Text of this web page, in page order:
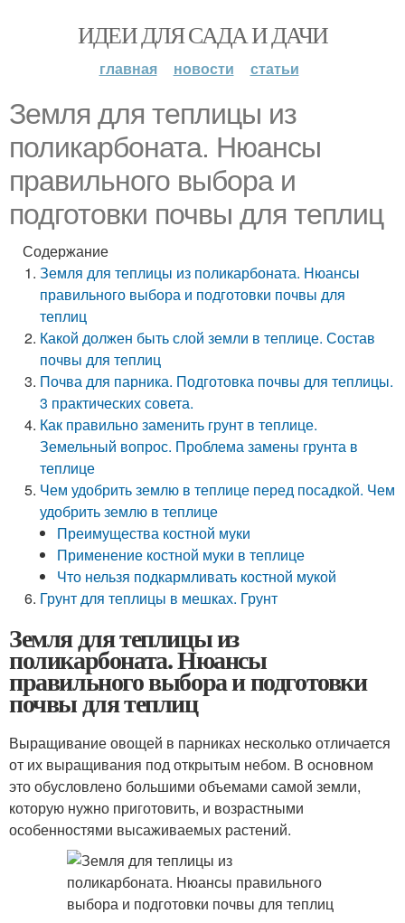
ИДЕИ ДЛЯ САДА И ДАЧИ
главная новости статьи
Земля для теплицы из
поликарбоната. Нюансы
правильного выбора и
подготовки почвы для теплиц
Содержание
Земля для теплицы из поликарбоната. Нюансы
правильного выбора и подготовки почвы для
теплиц
Какой должен быть слой земли в теплице. Состав
почвы для теплиц
Почва для парника. Подготовка почвы для теплицы.
3 практических совета.
Как правильно заменить грунт в теплице.
Земельный вопрос. Проблема замены грунта в
теплице
Чем удобрить землю в теплице перед посадкой. Чем
удобрить землю в теплице
Преимущества костной муки
Применение костной муки в теплице
Что нельзя подкармливать костной мукой
Грунт для теплицы в мешках. Грунт
Земля для теплицы из
поликарбоната. Нюансы
правильного выбора и подготовки
почвы для теплиц
Выращивание овощей в парниках несколько отличается
от их выращивания под открытым небом. В основном
это обусловлено большими объемами самой земли,
которую нужно приготовить, и возрастными
особенностями высаживаемых растений.